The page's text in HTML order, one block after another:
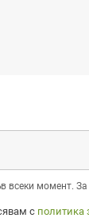
всеки момент.
с политика